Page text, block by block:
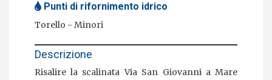
Punti di rifornimento idrico
Torello Minori
Descrizione
Risalire la scalinata Via San Giovanni a Mare